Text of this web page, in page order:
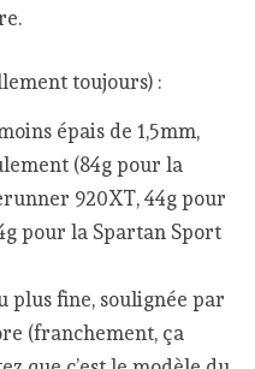
toujours) :
épais de 1,5mm,
(84g pour la
920XT, 44g pour
pour la Spartan Sport
plus fine, soulignée par
(franchement, ça